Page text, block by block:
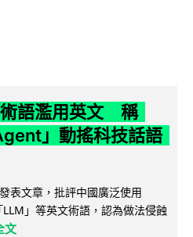
術語濫用英文 稱
」動搖科技話語
表文章，批評中國廣泛使用
」等英文術語，認為做法侵蝕
文